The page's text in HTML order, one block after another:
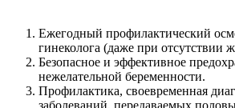
Ежегодный профилактический
гинеколога (даже при отсутствии
Безопасное и эффективное
нежелательной беременности.
Профилактика, своевременная